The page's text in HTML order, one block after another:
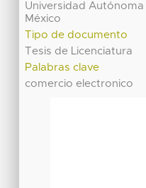
Universidad
México
Tipo de documento
Tesis de Licenciatura
Palabras clave
comercio electronico